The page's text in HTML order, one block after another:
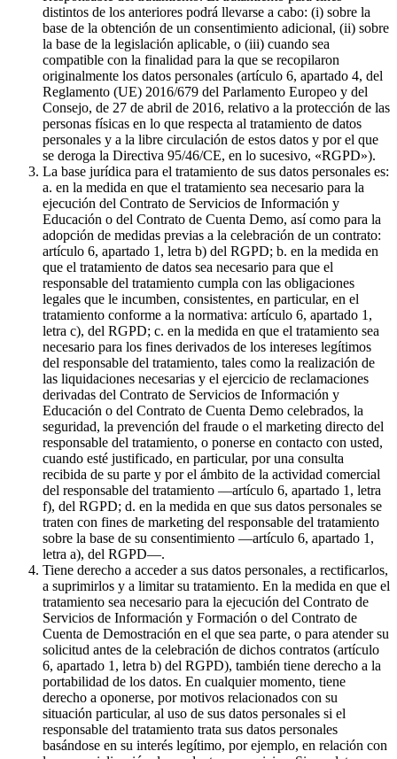
distintos de los anteriores podrá llevarse a cabo: (i) sobre la
base de la obtención de un consentimiento adicional, (ii) sobre
la base de la legislación aplicable, o (iii) cuando sea
compatible con la finalidad para la que se recopilaron
originalmente los datos personales (artículo 6, apartado 4, del
Reglamento (UE) 2016/679 del Parlamento Europeo y del
Consejo, de 27 de abril de 2016, relativo a la protección de las
personas físicas en lo que respecta al tratamiento de datos
personales y a la libre circulación de estos datos y por el que
se deroga la Directiva 95/46/CE, en lo sucesivo, «RGPD»).
La base jurídica para el tratamiento de sus datos personales es:
a. en la medida en que el tratamiento sea necesario para la
ejecución del Contrato de Servicios de Información y
Educación o del Contrato de Cuenta Demo, así como para la
adopción de medidas previas a la celebración de un contrato:
artículo 6, apartado 1, letra b) del RGPD; b. en la medida en
que el tratamiento de datos sea necesario para que el
responsable del tratamiento cumpla con las obligaciones
legales que le incumben, consistentes, en particular, en el
tratamiento conforme a la normativa: artículo 6, apartado 1,
letra c), del RGPD; c. en la medida en que el tratamiento sea
necesario para los fines derivados de los intereses legítimos
del responsable del tratamiento, tales como la realización de
las liquidaciones necesarias y el ejercicio de reclamaciones
derivadas del Contrato de Servicios de Información y
Educación o del Contrato de Cuenta Demo celebrados, la
seguridad, la prevención del fraude o el marketing directo del
responsable del tratamiento, o ponerse en contacto con usted,
cuando esté justificado, en particular, por una consulta
recibida de su parte y por el ámbito de la actividad comercial
del responsable del tratamiento —artículo 6, apartado 1, letra
f), del RGPD; d. en la medida en que sus datos personales se
traten con fines de marketing del responsable del tratamiento
sobre la base de su consentimiento —artículo 6, apartado 1,
letra a), del RGPD—.
Tiene derecho a acceder a sus datos personales, a rectificarlos,
a suprimirlos y a limitar su tratamiento. En la medida en que el
tratamiento sea necesario para la ejecución del Contrato de
Servicios de Información y Formación o del Contrato de
Cuenta de Demostración en el que sea parte, o para atender su
solicitud antes de la celebración de dichos contratos (artículo
6, apartado 1, letra b) del RGPD), también tiene derecho a la
portabilidad de los datos. En cualquier momento, tiene
derecho a oponerse, por motivos relacionados con su
situación particular, al uso de sus datos personales si el
responsable del tratamiento trata sus datos personales
basándose en su interés legítimo, por ejemplo, en relación con